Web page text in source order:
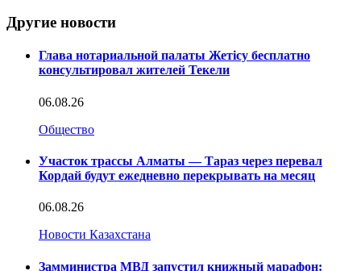
Другие новости
Глава нотариальной палаты Жетісу бесплатно
консультировал жителей Текели
06.08.26
Общество
Участок трассы Алматы — Тараз через перевал
Кордай будут ежедневно перекрывать на месяц
06.08.26
Новости Казахстана
Замминистра МВД запустил книжный марафон: